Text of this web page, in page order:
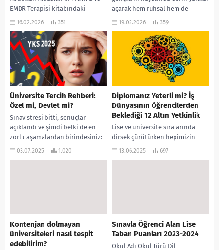
EMDR Terapisi kitabındaki
bilgilere dayanarak travma
(fight or flight) mekanizması,...
16.02.2026 351
açarak hem ruhsal hem de
eğitimsel süreçlerini ciddi
Kaynaklarda yer...
19.02.2026 359
Üniversite Tercih Rehberi:
Özel mi, Devlet mi?
Sınav stresi bitti, sonuçlar
açıklandı ve şimdi belki de en
zorlu aşamalardan birindesiniz:
tercih dönemi. Elinizdeki
03.07.2025 1.020
Diplomanız Yeterli mi? İş
Dünyasının Öğrencilerden
Beklediği 12 Altın Yetkinlik
Lise ve üniversite sıralarında
dirsek çürütürken hepimizin
aklında o büyük soru belirir:
13.06.2025 697
Kontenjan dolmayan
üniversiteleri nasıl tespit
edebilirim?
Sınavla Öğrenci Alan Lise
Taban Puanları 2023-2024
Okul Adı Okul Türü Dil